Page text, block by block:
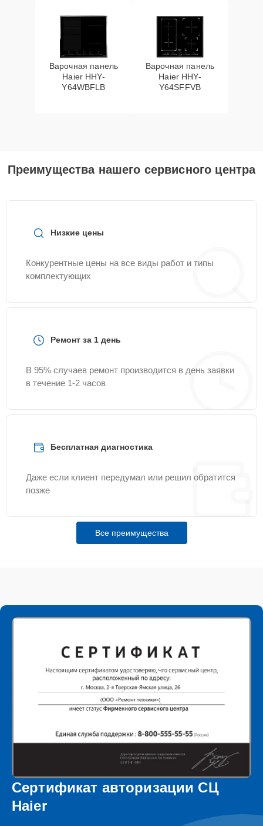
Варочная панель
Haier HHY-
Y64WBFLB
Варочная панель
Haier HHY-
Y64SFFVB
Преимущества нашего сервисного центра
Низкие цены
Конкурентные цены на все виды работ и типы
комплектующих
Ремонт за 1 день
В 95% случаев ремонт производится в день заявки
в течение 1-2 часов
Бесплатная диагностика
Даже если клиент передумал или решил обратится
позже
Все преимущества
Сертификат авторизации СЦ
Haier